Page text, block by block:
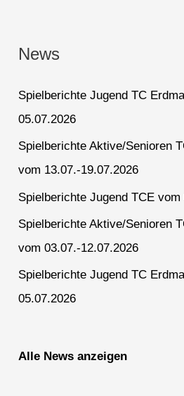
News
Spielberichte Jugend TC
05.07.2026
Spielberichte Aktive/Senioren
vom 13.07.-19.07.2026
Spielberichte Jugend TCE vom
Spielberichte Aktive/Senioren
vom 03.07.-12.07.2026
Spielberichte Jugend TC
05.07.2026
Alle News anzeigen